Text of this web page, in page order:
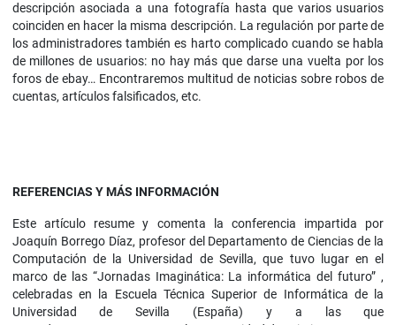
descripción asociada a una fotografía hasta que varios usuarios
coinciden en hacer la misma descripción. La regulación por parte de
los administradores también es harto complicado cuando se habla
de millones de usuarios: no hay más que darse una vuelta por los
foros de ebay… Encontraremos multitud de noticias sobre robos de
cuentas, artículos falsificados, etc.
REFERENCIAS Y MÁS INFORMACIÓN
Este artículo resume y comenta la conferencia impartida por
Joaquín Borrego Díaz, profesor del Departamento de Ciencias de la
Computación de la Universidad de Sevilla, que tuvo lugar en el
marco de las “Jornadas Imaginática: La informática del futuro” ,
celebradas en la Escuela Técnica Superior de Informática de la
Universidad de Sevilla (España) y a las que